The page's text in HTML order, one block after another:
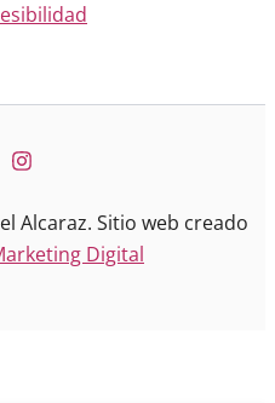
Alcaraz. Sitio web creado
Digital